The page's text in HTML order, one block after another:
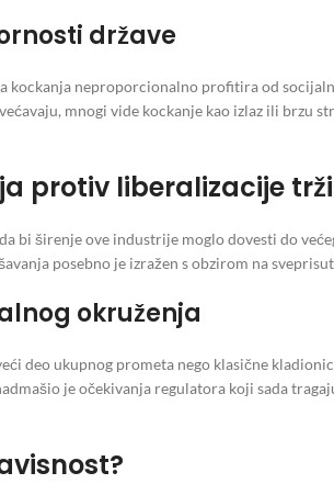
države
neproporcionalno profitira od
mnogi vide kockanje kao izlaz ili brzu
protiv liberalizacije
bi širenje ove industrije moglo dovesti do
posebno je izražen s obzirom na
okruženja
deo ukupnog prometa nego klasične
je očekivanja regulatora koji sada